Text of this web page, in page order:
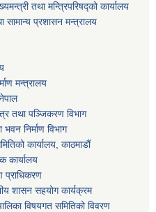
तथा मन्त्रिपरिषद्को कार्यालय
सामान्य प्रशासन मन्त्रालय
मन्त्रालय
तथा पञ्जिकरण विभाग
निर्माण विभाग
कार्यालय, काठमाडौं
कार्यालय
प्राधिकरण
शासन सहयोग कार्यक्रम
विषयगत समितिको विवरण